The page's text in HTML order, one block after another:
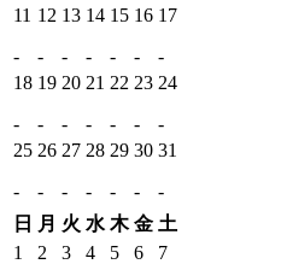
11
-
12
-
13
-
14
-
15
-
16
-
17
-
18
-
19
-
20
-
21
-
22
-
23
-
24
-
25
-
26
-
27
-
28
-
29
-
30
-
31
-
日
月 火 水 木 金 土
1
2
3
4
5
6
7